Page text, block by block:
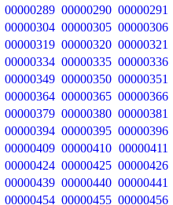
00000289 00000290 00000291
00000304 00000305 00000306
00000319 00000320 00000321
00000334 00000335 00000336
00000349 00000350 00000351
00000364 00000365 00000366
00000379 00000380 00000381
00000394 00000395 00000396
00000409 00000410 00000411
00000424 00000425 00000426
00000439 00000440 00000441
00000454 00000455 00000456